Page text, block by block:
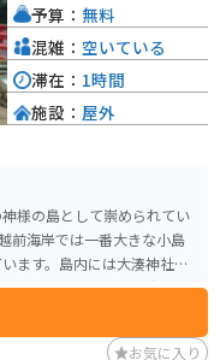
様の島として崇められてい
前海岸では一番大きな小島
ます。島内には大湊神社と
工物はありません。島を一
堪能できます。 また、
メ漁が行われており、この
予算： 無料
混雑： 空いている
滞在： 1時間
施設： 屋外
お気に入り